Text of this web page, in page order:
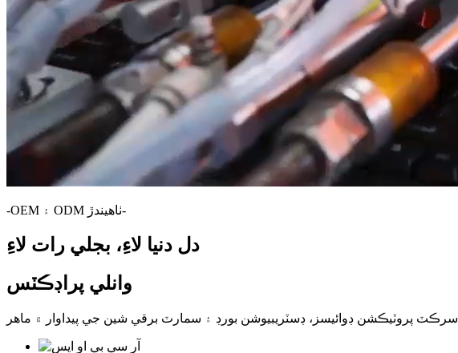
-OEM ۽ ODM ٺاهيندڙ-
دل دنيا لاءِ، بجلي رات لاءِ
وانلي پراڊڪٽس
سرڪٽ پروٽيڪشن ڊوائيسز، ڊسٽريبيوشن بورڊ ۽ سمارٽ برقي شين جي پيداوار ۾ ماهر